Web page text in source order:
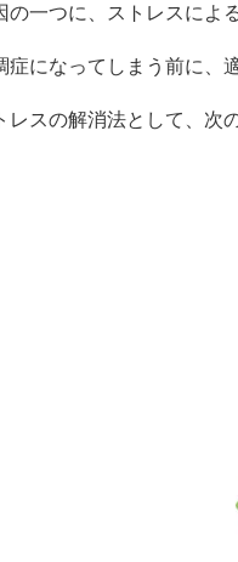
の一つに、ストレスによ
症になってしまう前に、
レスの解消法として、次